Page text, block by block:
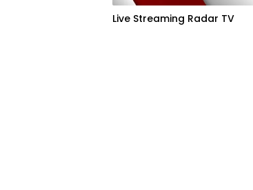
Live Streaming Radar TV